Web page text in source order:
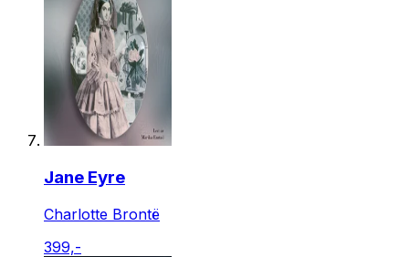
Jane Eyre
Charlotte Brontë
399,-